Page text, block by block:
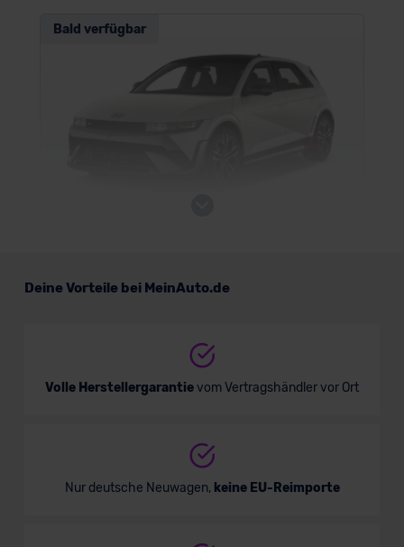
Bald verfügbar
Deine Vorteile bei MeinAuto.de
Volle Herstellergarantievom Vertragshändler vor Ort
Nur deutsche Neuwagen, keine EU-Reimporte